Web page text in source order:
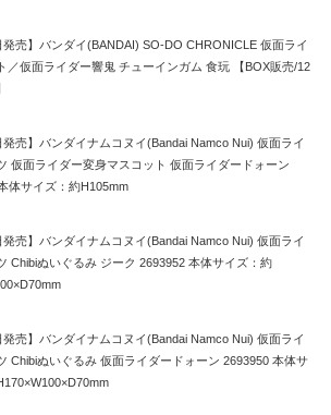
発売】バンダイ(BANDAI) SO-DO CHRONICLE 仮面ライ
／仮面ライダー響鬼 チューインガム 食玩 【BOX販売/12
発売】バンダイナムコヌイ(Bandai Namco Nui) 仮面ライ
仮面ライダー変身マスコット 仮面ライダードォーン
体サイズ：約H105mm
発売】バンダイナムコヌイ(Bandai Namco Nui) 仮面ライ
Chibiぬいぐるみ ジーク 2693952 本体サイズ：約
発売】バンダイナムコヌイ(Bandai Namco Nui) 仮面ライ
Chibiぬいぐるみ 仮面ライダードォーン 2693950 本体サ